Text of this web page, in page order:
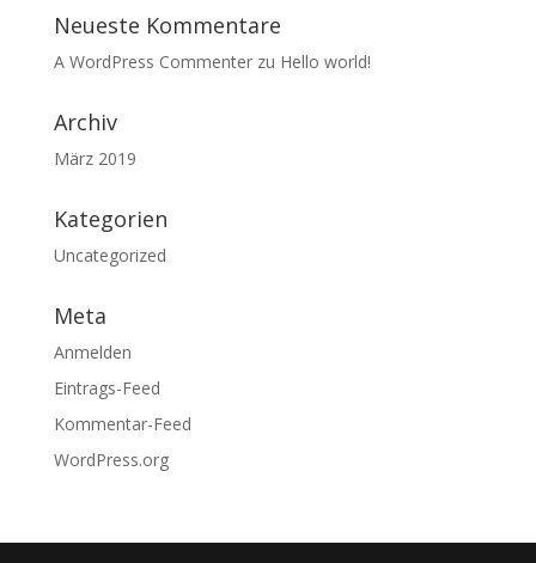
Neueste Kommentare
A WordPress Commenterzu Hello world!
Archiv
März 2019
Kategorien
Uncategorized
Meta
Anmelden
Eintrags-Feed
Kommentar-Feed
WordPress.org